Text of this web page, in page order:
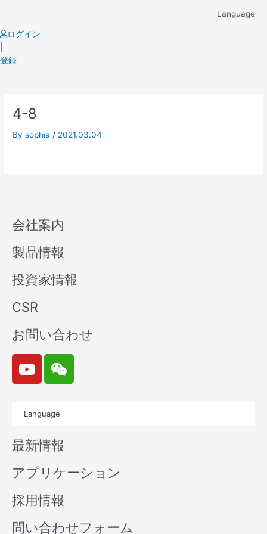
content
Language
ログイン
登録
4-8
Bysophia / 2021.03.04
会社案内
製品情報
投資家情報
CSR
お問い合わせ
Y
o
u
b
e
W
e
i
n
Language
最新情報
アプリケーション
採用情報
問い合わせフォーム